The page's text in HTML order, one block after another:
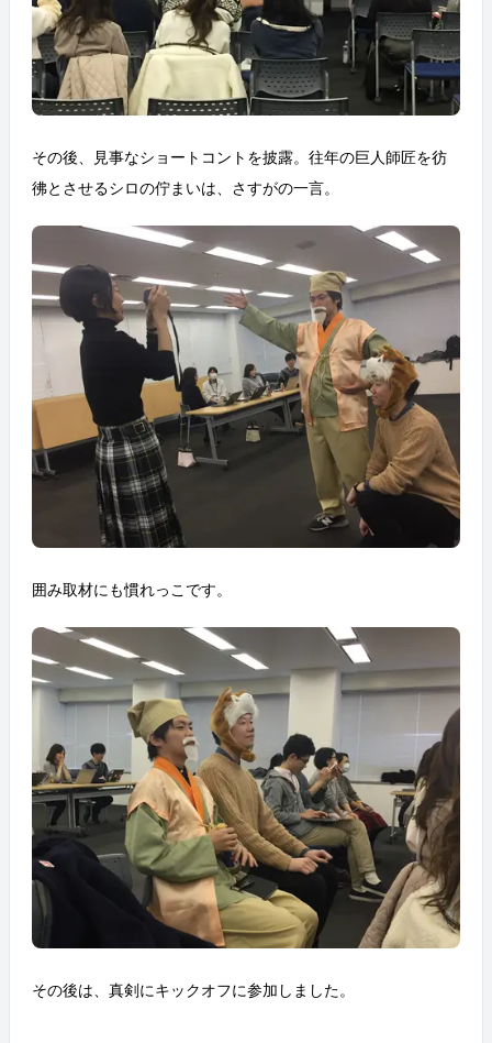
その後、見事なショートコントを披露。往年の巨人師匠を彷
彿とさせるシロの佇まいは、さすがの一言。
囲み取材にも慣れっこです。
その後は、真剣にキックオフに参加しました。